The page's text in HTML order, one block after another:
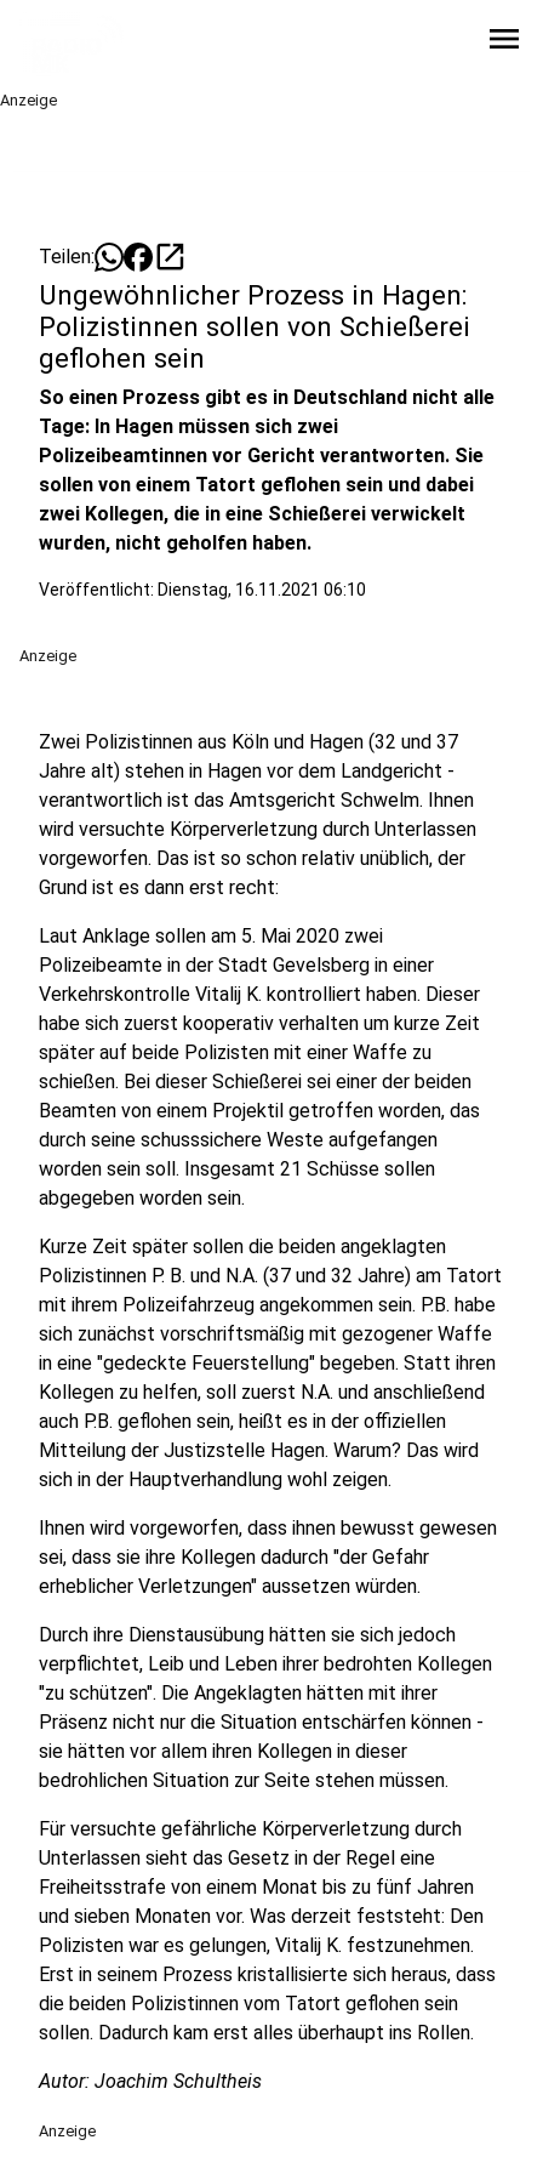
menu
Anzeige
Teilen: open_in_new
Ungewöhnlicher Prozess in Hagen:
Polizistinnen sollen von Schießerei
geflohen sein
So einen Prozess gibt es in Deutschland nicht alle
Tage: In Hagen müssen sich zwei
Polizeibeamtinnen vor Gericht verantworten. Sie
sollen von einem Tatort geflohen sein und dabei
zwei Kollegen, die in eine Schießerei verwickelt
wurden, nicht geholfen haben.
Veröffentlicht: Dienstag, 16.11.2021 06:10
Anzeige
Zwei Polizistinnen aus Köln und Hagen (32 und 37
Jahre alt) stehen in Hagen vor dem Landgericht -
verantwortlich ist das Amtsgericht Schwelm. Ihnen
wird versuchte Körperverletzung durch Unterlassen
vorgeworfen. Das ist so schon relativ unüblich, der
Grund ist es dann erst recht:
Laut Anklage sollen am 5. Mai 2020 zwei
Polizeibeamte in der Stadt Gevelsberg in einer
Verkehrskontrolle Vitalij K. kontrolliert haben. Dieser
habe sich zuerst kooperativ verhalten um kurze Zeit
später auf beide Polizisten mit einer Waffe zu
schießen. Bei dieser Schießerei sei einer der beiden
Beamten von einem Projektil getroffen worden, das
durch seine schusssichere Weste aufgefangen
worden sein soll. Insgesamt 21 Schüsse sollen
abgegeben worden sein.
Kurze Zeit später sollen die beiden angeklagten
Polizistinnen P. B. und N.A. (37 und 32 Jahre) am Tatort
mit ihrem Polizeifahrzeug angekommen sein. P.B. habe
sich zunächst vorschriftsmäßig mit gezogener Waffe
in eine "gedeckte Feuerstellung" begeben. Statt ihren
Kollegen zu helfen, soll zuerst N.A. und anschließend
auch P.B. geflohen sein, heißt es in der offiziellen
Mitteilung der Justizstelle Hagen. Warum? Das wird
sich in der Hauptverhandlung wohl zeigen.
Ihnen wird vorgeworfen, dass ihnen bewusst gewesen
sei, dass sie ihre Kollegen dadurch "der Gefahr
erheblicher Verletzungen" aussetzen würden.
Durch ihre Dienstausübung hätten sie sich jedoch
verpflichtet, Leib und Leben ihrer bedrohten Kollegen
"zu schützen". Die Angeklagten hätten mit ihrer
Präsenz nicht nur die Situation entschärfen können -
sie hätten vor allem ihren Kollegen in dieser
bedrohlichen Situation zur Seite stehen müssen.
Für versuchte gefährliche Körperverletzung durch
Unterlassen sieht das Gesetz in der Regel eine
Freiheitsstrafe von einem Monat bis zu fünf Jahren
und sieben Monaten vor. Was derzeit feststeht: Den
Polizisten war es gelungen, Vitalij K. festzunehmen.
Erst in seinem Prozess kristallisierte sich heraus, dass
die beiden Polizistinnen vom Tatort geflohen sein
sollen. Dadurch kam erst alles überhaupt ins Rollen.
Autor: Joachim Schultheis
Anzeige